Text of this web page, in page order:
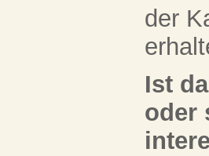
der
Ist
oder